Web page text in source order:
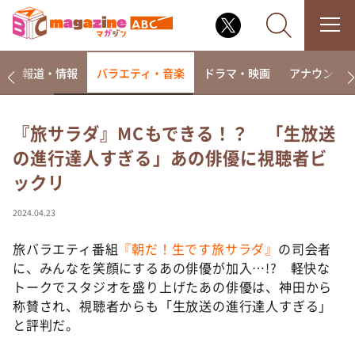
なるみ・岡村の過ぎるTV
相席食堂
これ余談なんですけど・・・
て真剣です
探偵！ナイトスクープ
news おかえり
河合＆A.B.C-Z塚田×福井アナ「なんでやねん！？」
（news おかえり）
報道・情報 バラエティ・音楽 ドラマ・映画 アナウンサー
『旅サラダ』MCもできる！？ 「生放送
の進行達人すぎる」あの俳優に視聴者ビ
ックリ
2024.04.23
旅バラエティ番組 『朝だ！生です旅サラダ』 の司会者
に、みんなを笑顔にするあの俳優が加入…!? 軽快な
トークでスタジオを盛り上げたあの俳優は、神田から
称賛され、視聴者からも「生放送の進行達人すぎる」
と評判だ。